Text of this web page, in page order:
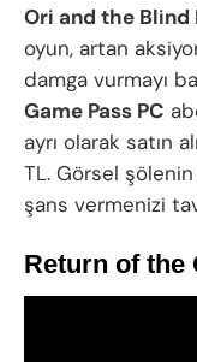
Ori and the Blind
oyun, artan
damga vurmayı
Game Pass PC
ayrı olarak satın
TL. Görsel
şans vermenizi
Return of the